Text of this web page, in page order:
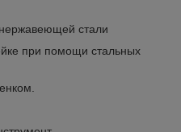
стали
при помощи стальных